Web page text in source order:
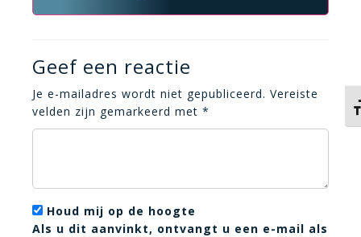
Geef een reactie
Je e-mailadres wordt niet gepubliceerd. Vereiste
velden zijn gemarkeerd met *
Houd mij op de hoogte
Als u dit aanvinkt, ontvangt u een e-mail als